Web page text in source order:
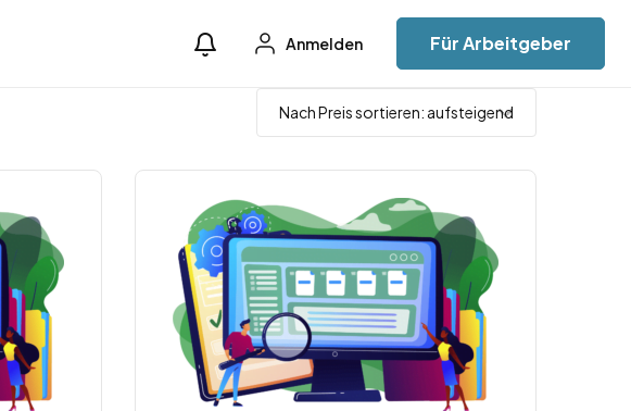
Anmelden Für Arbeitgeber